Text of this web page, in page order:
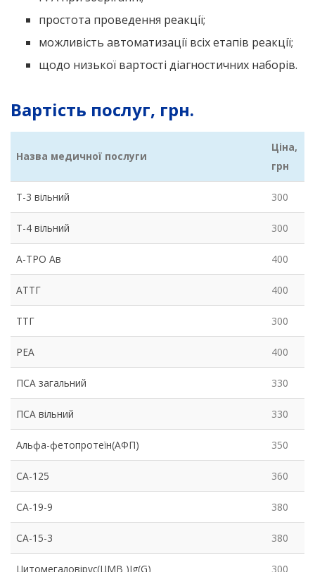
простота проведення реакції;
можливість автоматизації всіх етапів реакції;
щодо низької вартості діагностичних наборів.
Вартість послуг, грн.
Назва медичної послуги
Ціна,
грн
Т-3 вільний 300
Т-4 вільний 300
А-ТРО Ав 400
АТТГ 400
ТТГ 300
РЕА 400
ПСА загальний 330
ПСА вільний 330
Альфа-фетопротеїн(АФП) 350
СА-125 360
СА-19-9 380
СА-15-3 380
Цитомегаловірус(ЦМВ )Ig(G) 300